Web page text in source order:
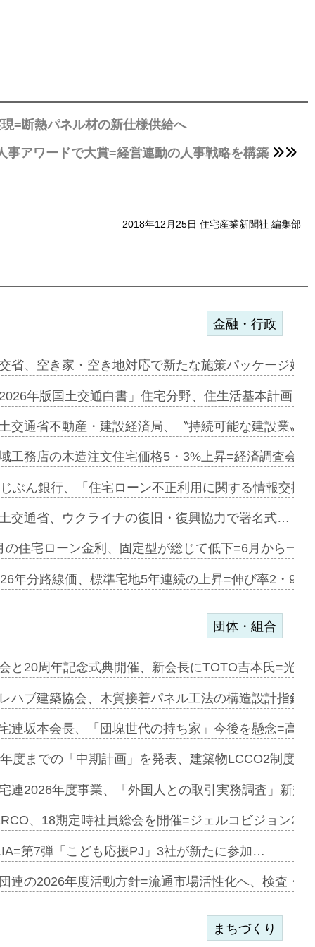
=断熱パネル材の新仕様供給へ
事アワードで大賞=経営連動の人事戦略を構築
2018年12月25日 住宅産業新聞社 編集部
サー契約…
起用…
ミーレキ…
も城南エ…
合型の賃…
ンカフェ…
協業=お互…
コリビング…
金融・行政
省、空き家・空き地対応で新たな施策パッケージ始
年版国土交通白書」住宅分野、住生活基本計画を
交通省不動産・建設経済局、〝持続可能な建設業〟
工務店の木造注文住宅価格5・3%上昇=経済調査会
ぶん銀行、「住宅ローン不正利用に関する情報交換
交通省、ウクライナの復旧・復興協力で署名式…
の住宅ローン金利、固定型が総じて低下=6月から一
年分路線価、標準宅地5年連続の上昇=伸び率2・
を提案=P…
ンビ…
加=リンナ…
見込む=…
開始=三協…
団体・組合
と20周年記念式典開催、新会長にTOTO吉本氏=光
ハブ建築協会、木質接着パネル工法の構造設計指針
連坂本会長、「団塊世代の持ち家」今後を懸念=高
度までの「中期計画」を発表、建築物LCCO2制度
連2026年度事業、「外国人との取引実務調査」新規
、18期定時社員総会を開催=ジェルコビジョン
第7弾「こども応援PJ」3社が新たに参加…
連の2026年度活動方針=流通市場活性化へ、検査・
まちづくり